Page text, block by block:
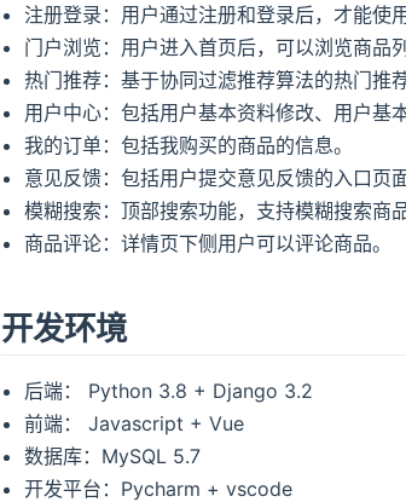
注册登录：用户通过注册和登录后，才能使用
门户浏览：用户进入首页后，可以浏览商品
热门推荐：基于协同过滤推荐算法的热门推荐
用户中心：包括用户基本资料修改、用户基
我的订单：包括我购买的商品的信息。
意见反馈：包括用户提交意见反馈的入口页面
模糊搜索：顶部搜索功能，支持模糊搜索商品
商品评论：详情页下侧用户可以评论商品。
开发环境
后端： Python 3.8 + Django 3.2
前端： Javascript + Vue
数据库：MySQL 5.7
开发平台：Pycharm + vscode